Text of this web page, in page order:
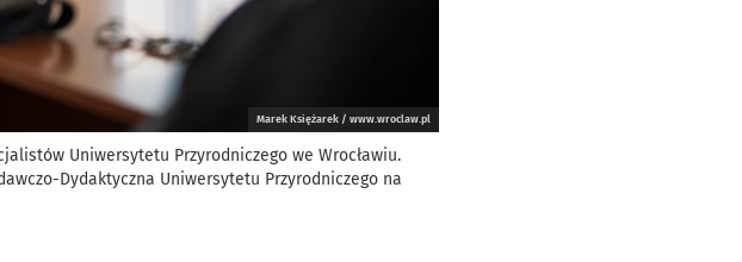
Marek Księżarek / www.wroclaw.pl
Uniwersytetu Przyrodniczego we Wrocławiu.
Dydaktyczna Uniwersytetu Przyrodniczego na